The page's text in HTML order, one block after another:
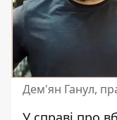
Дем'ян Ганул,